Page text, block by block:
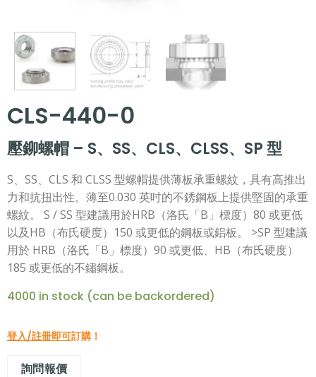
CLS-440-0
壓鉚螺帽 – S、SS、CLS、CLSS、SP 型
S、SS、CLS 和 CLSS 型螺帽提供薄板承重螺紋，具有高推出
力和抗扭出性。薄至0.030 英吋的不銹鋼板上提供堅固的承重
螺紋。 S / SS 型建議用於HRB（洛氏「B」標度）80 或更低
以及HB（布氏硬度）150 或更低的鋼板或鋁板。 >SP 型建議
用於 HRB（洛氏「B」標度）90 或更低、HB（布氏硬度）
185 或更低的不鏽鋼板。
4000 in stock (can be backordered)
登入/註冊即可訂購！
詢問報價